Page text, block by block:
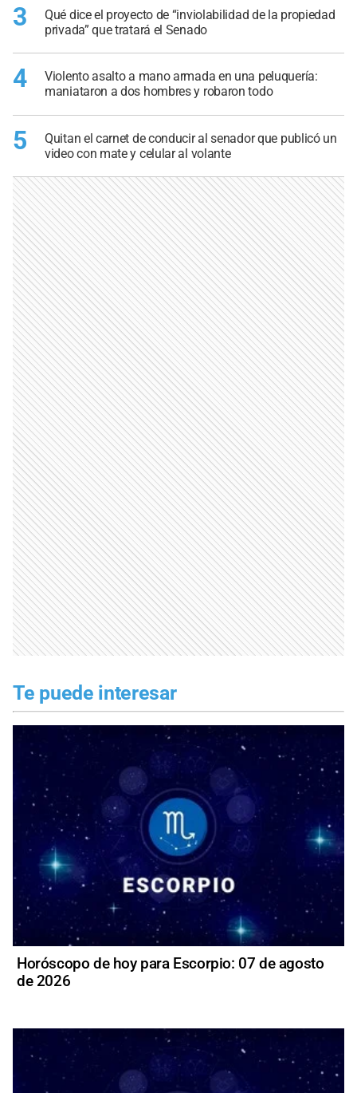
3
Qué dice el proyecto de “inviolabilidad de la propiedad
privada” que tratará el Senado
4
Violento asalto a mano armada en una peluquería:
maniataron a dos hombres y robaron todo
5
Quitan el carnet de conducir al senador que publicó un
video con mate y celular al volante
Te puede interesar
Horóscopo de hoy para Escorpio: 07 de agosto
de 2026